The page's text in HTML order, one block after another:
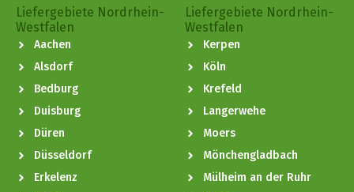
Liefergebiete Nordrhein-
Westfalen
Aachen
Alsdorf
Bedburg
Duisburg
Düren
Düsseldorf
Erkelenz
Liefergebiete Nordrhein-
Westfalen
Kerpen
Köln
Krefeld
Langerwehe
Moers
Mönchengladbach
Mülheim an der Ruhr